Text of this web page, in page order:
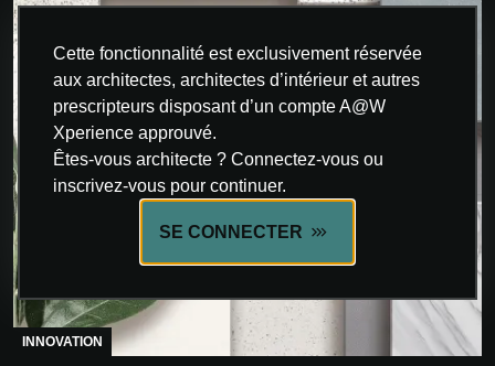
Cette fonctionnalité est exclusivement réservée
aux architectes, architectes d’intérieur et autres
prescripteurs disposant d’un compte A@W
Xperience approuvé.
Êtes-vous architecte ? Connectez-vous ou
inscrivez-vous pour continuer.
SE CONNECTER
INNOVATION